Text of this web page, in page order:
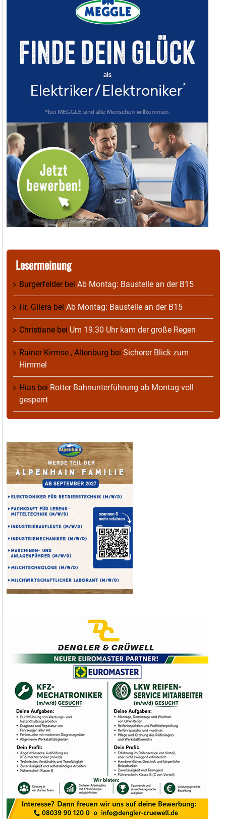
Lesermeinung
Burgerfelderbei Ab Montag: Baustelle an der B15
Hr. Gilera bei Ab Montag: Baustelle an der B15
Christiane bei Um 19.30 Uhr kam der große Regen
Rainer Kirmse , Altenburg bei Sicherer Blick zum
Himmel
Hias bei Rotter Bahnunterführung ab Montag voll
gesperrt